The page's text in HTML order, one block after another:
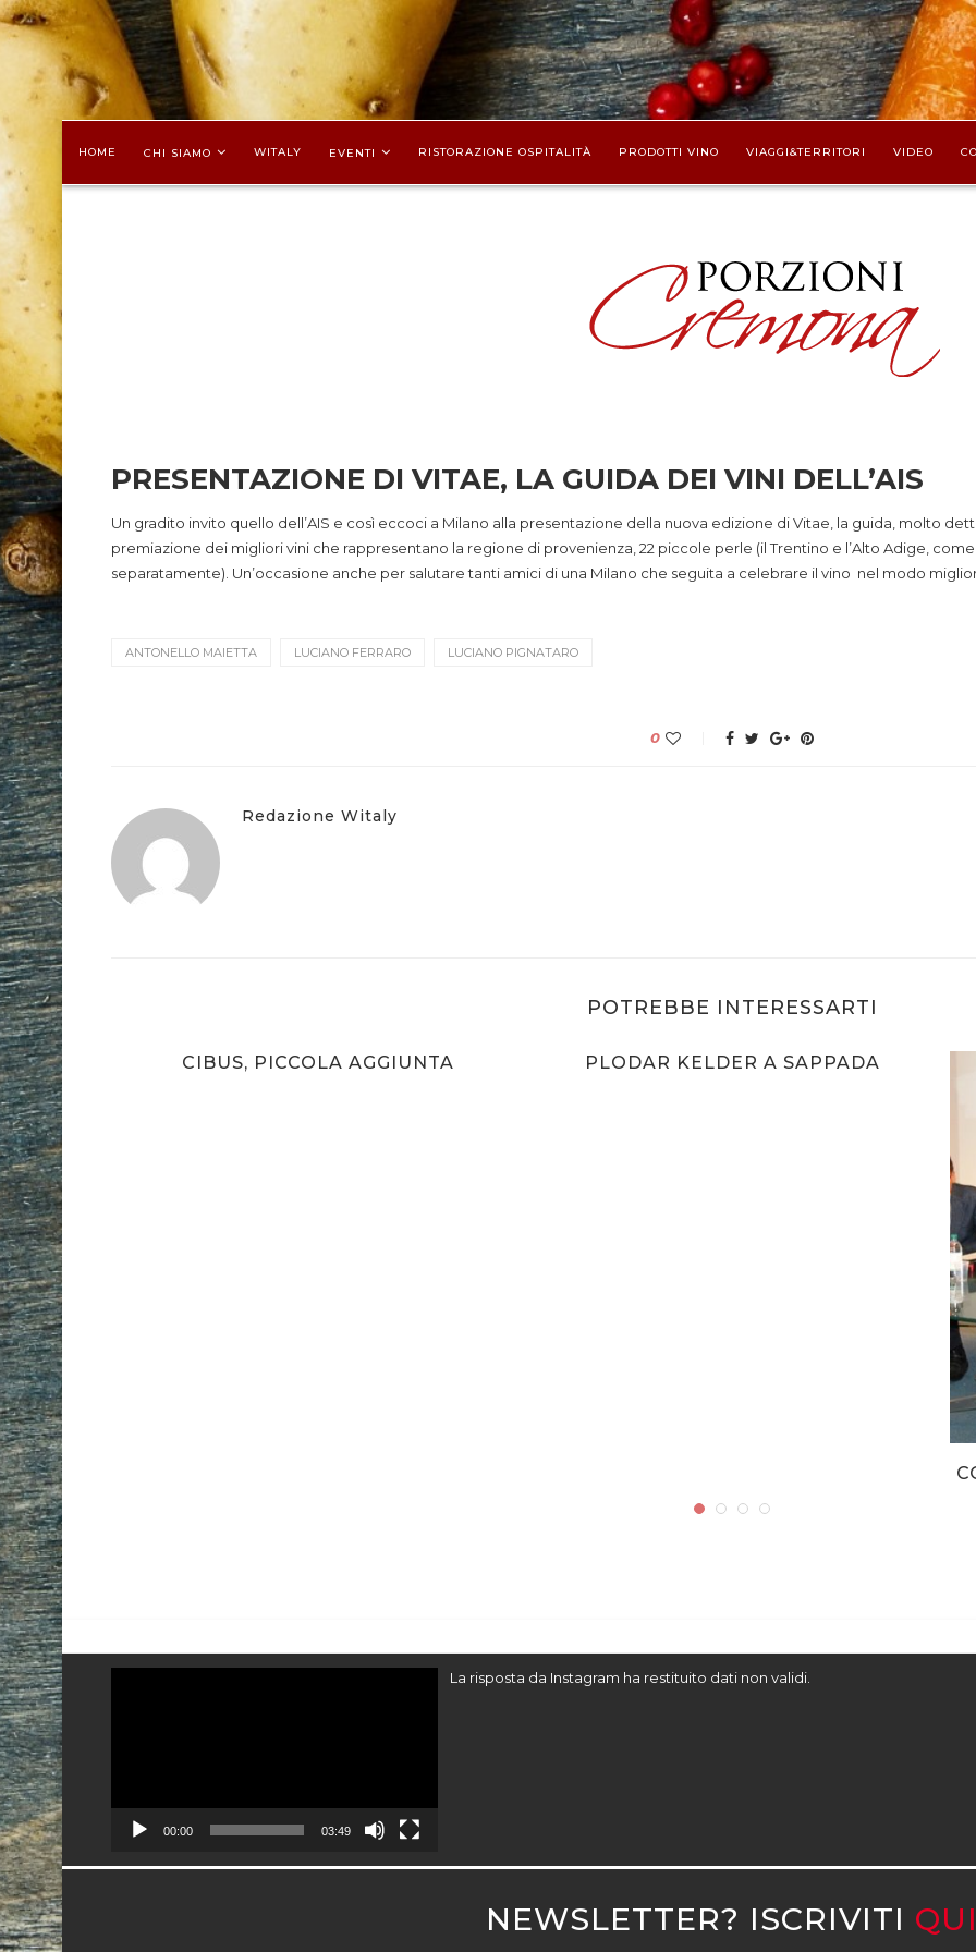
HOME CHI SIAMO WITALY EVENTI RISTORAZIONE OSPITALITÀ PRODOTTI VINO VIAGGI&TERRITORI VIDEO
PRESENTAZIONE DI VITAE, LA GUIDA DEI VINI DELL’AIS
Un gradito invito quello dell’AIS e così eccoci a Milano alla presentazione della nuova edizione di Vitae, la guida, molto
premiazione dei migliori vini che rappresentano la regione di provenienza, 22 piccole perle (il Trentino e l’Alto Adige,
separatamente). Un’occasione anche per salutare tanti amici di una Milano che seguita a celebrare il vino nel modo
ANTONELLO MAIETTA LUCIANO FERRARO LUCIANO PIGNATARO
0
Redazione Witaly
POTREBBE INTERESSARTI
CIBUS, PICCOLA AGGIUNTA PLODAR KELDER A SAPPADA
00:00 03:49
La risposta da Instagram ha restituito dati non validi.
NEWSLETTER? ISCRIVITI